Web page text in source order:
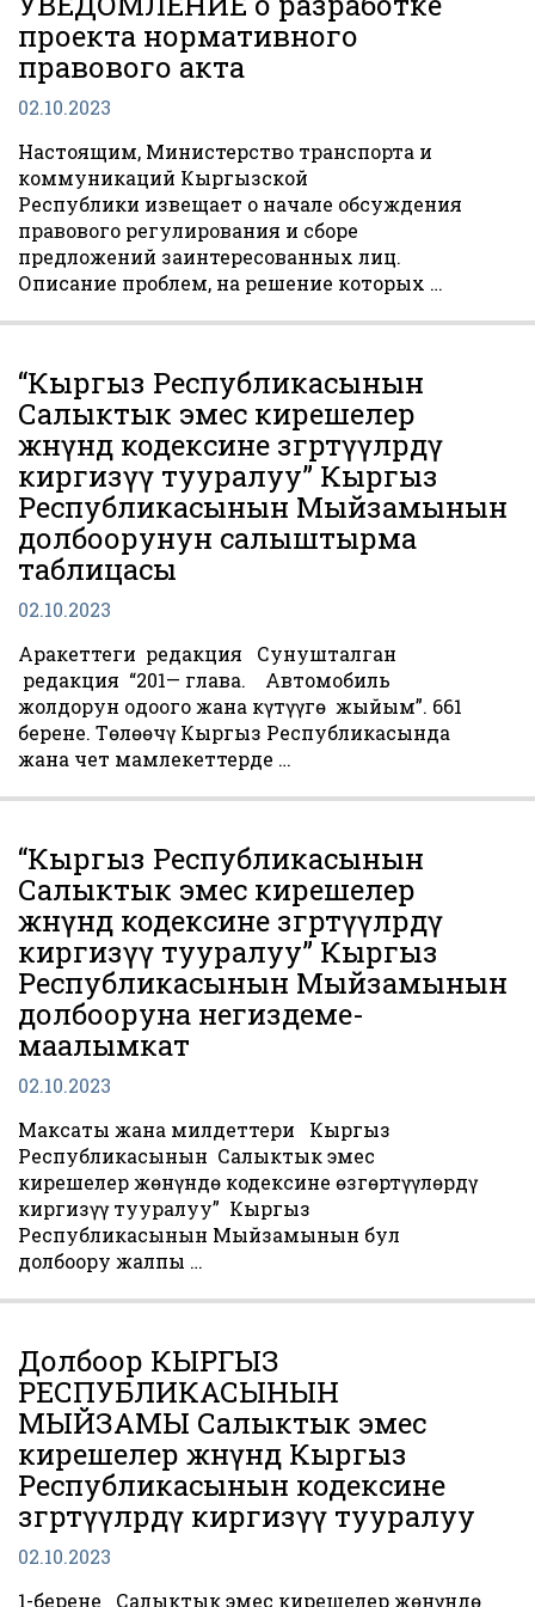
проекта нормативного
правового акта
02.10.2023
Настоящим, Министерство транспорта и
коммуникаций Кыргызской
Республики извещает о начале обсуждения
правового регулирования и сборе
предложений заинтересованных лиц.
Описание проблем, на решение которых …
“Кыргыз Республикасынын
Салыктык эмес кирешелер
жөнүндө кодексине өзгөртүүлөрдү
киргизүү тууралуу” Кыргыз
Республикасынын Мыйзамынын
долбоорунун салыштырма
таблицасы
02.10.2023
Аракеттеги редакция Сунушталган
редакция “201— глава. Автомобиль
жолдорун оңдоого жана күтүүгө жыйым”. 661
берене. Төлөөчү Кыргыз Республикасында
жана чет мамлекеттерде …
“Кыргыз Республикасынын
Салыктык эмес кирешелер
жөнүндө кодексине өзгөртүүлөрдү
киргизүү тууралуу” Кыргыз
Республикасынын Мыйзамынын
долбооруна негиздеме-
маалымкат
02.10.2023
Максаты жана милдеттери Кыргыз
Республикасынын Салыктык эмес
кирешелер жөнүндө кодексине өзгөртүүлөрдү
киргизүү тууралуу” Кыргыз
Республикасынын Мыйзамынын бул
долбоору жалпы …
Долбоор КЫРГЫЗ
РЕСПУБЛИКАСЫНЫН
МЫЙЗАМЫ Салыктык эмес
кирешелер жөнүндө Кыргыз
Республикасынын кодексине
өзгөртүүлөрдү киргизүү тууралуу
02.10.2023
1-берене Салыктык эмес кирешелер жөнүндө